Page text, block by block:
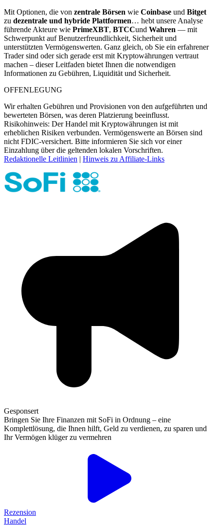
Mit Optionen, die von zentrale Börsen wie Coinbase und Bitget
zu dezentrale und hybride Plattformen… hebt unsere Analyse
führende Akteure wie PrimeXBT, BTCCund Wahren — mit
Schwerpunkt auf Benutzerfreundlichkeit, Sicherheit und
unterstützten Vermögenswerten. Ganz gleich, ob Sie ein erfahrener
Trader sind oder sich gerade erst mit Kryptowährungen vertraut
machen – dieser Leitfaden bietet Ihnen die notwendigen
Informationen zu Gebühren, Liquidität und Sicherheit.
OFFENLEGUNG
Wir erhalten Gebühren und Provisionen von den aufgeführten und
bewerteten Börsen, was deren Platzierung beeinflusst.
Risikohinweis: Der Handel mit Kryptowährungen ist mit
erheblichen Risiken verbunden. Vermögenswerte an Börsen sind
nicht FDIC-versichert. Bitte informieren Sie sich vor einer
Einzahlung über die geltenden lokalen Vorschriften.
Redaktionelle Leitlinien | Hinweis zu Affiliate-Links
Gesponsert
Bringen Sie Ihre Finanzen mit SoFi in Ordnung – eine
Komplettlösung, die Ihnen hilft, Geld zu verdienen, zu sparen und
Ihr Vermögen klüger zu vermehren
Rezension
Handel